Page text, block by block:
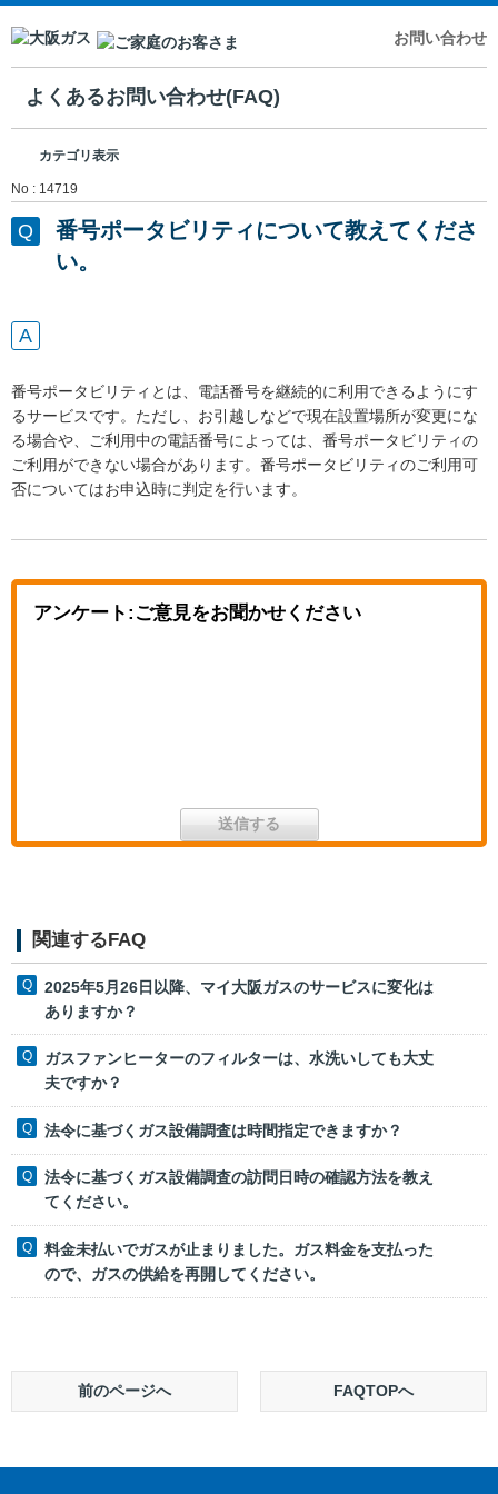
お問い合わせ
よくあるお問い合わせ(FAQ)
カテゴリ表示
No : 14719
番号ポータビリティについて教えてくださ
い。
番号ポータビリティとは、電話番号を継続的に利用できるようにす
るサービスです。ただし、お引越しなどで現在設置場所が変更にな
る場合や、ご利用中の電話番号によっては、番号ポータビリティの
ご利用ができない場合があります。番号ポータビリティのご利用可
否についてはお申込時に判定を行います。
アンケート:ご意見をお聞かせください
関連するFAQ
2025年5月26日以降、マイ大阪ガスのサービスに変化は
ありますか？
ガスファンヒーターのフィルターは、水洗いしても大丈
夫ですか？
法令に基づくガス設備調査は時間指定できますか？
法令に基づくガス設備調査の訪問日時の確認方法を教え
てください。
料金未払いでガスが止まりました。ガス料金を支払った
ので、ガスの供給を再開してください。
前のページへ FAQTOPへ